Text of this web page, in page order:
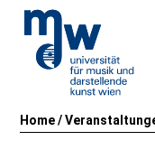
Home/